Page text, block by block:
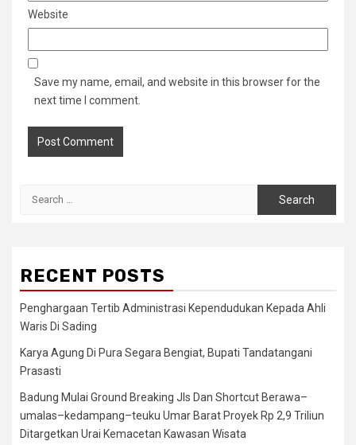
Website
Save my name, email, and website in this browser for the
next time I comment.
RECENT POSTS
Penghargaan Tertib Administrasi Kependudukan Kepada Ahli
Waris Di Sading
Karya Agung Di Pura Segara Bengiat, Bupati Tandatangani
Prasasti
Badung Mulai Ground Breaking Jls Dan Shortcut Berawa–
umalas–kedampang–teuku Umar Barat Proyek Rp 2,9 Triliun
Ditargetkan Urai Kemacetan Kawasan Wisata